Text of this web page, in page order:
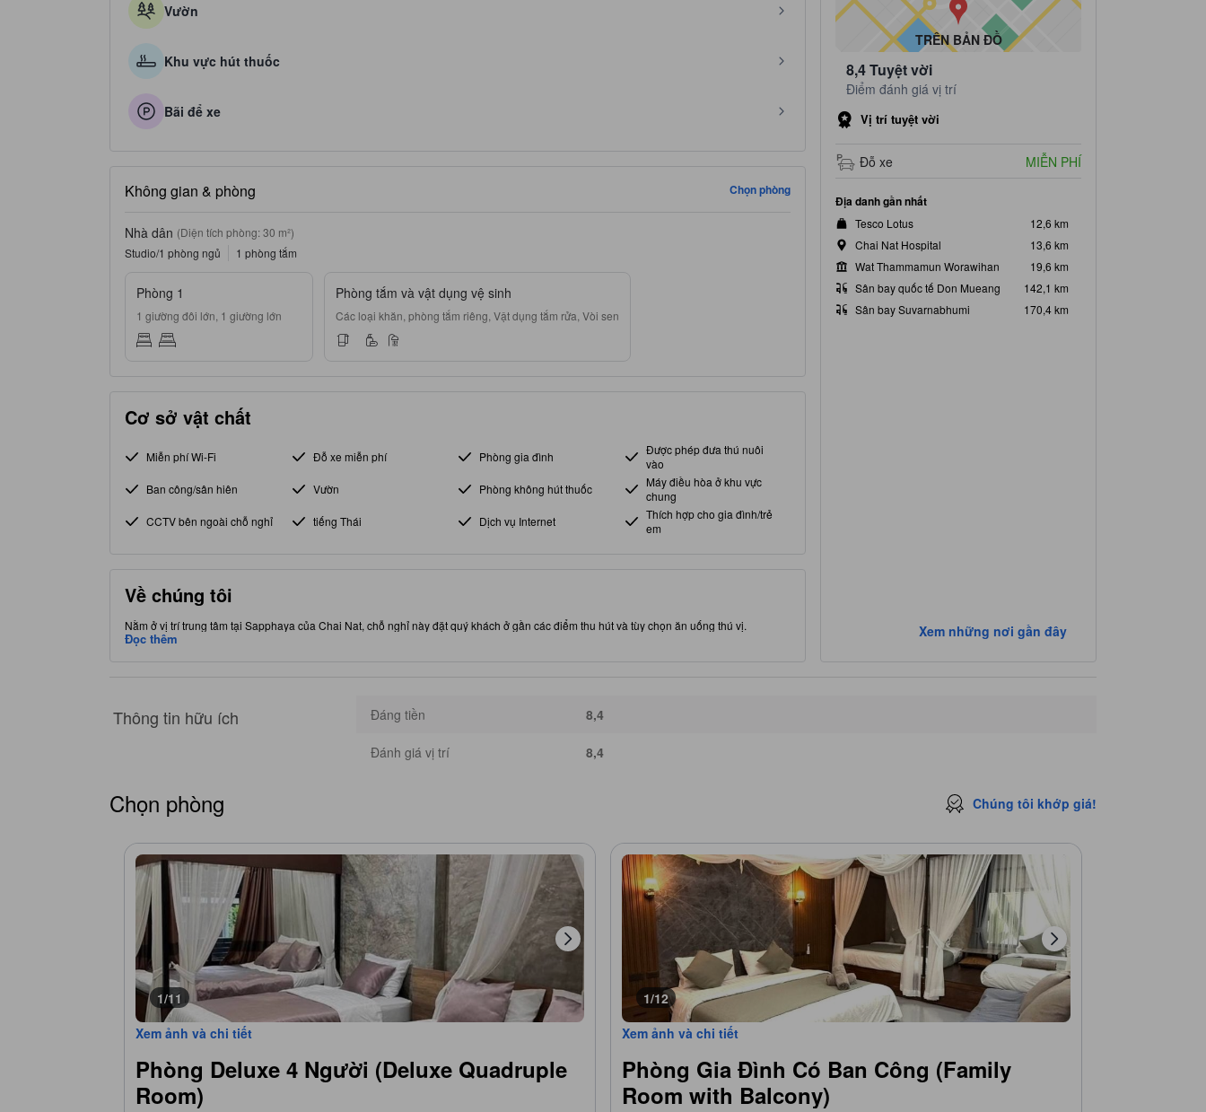
Vườn
Khu vực hút thuốc
Bãi để xe
Không gian & phòng Chọn phòng
Nhà dân (Diện tích phòng: 30 m²)
Studio/1 phòng ngủ
1 phòng tắm
Phòng 1
1 giường đôi lớn, 1 giường lớn
Phòng tắm và vật dụng vệ sinh
Các loại khăn, phòng tắm riêng, Vật dụng tắm rửa, Vòi sen
Cơ sở vật chất
Miễn phí Wi-Fi Đỗ xe miễn phí Phòng gia đình
Được phép đưa thú nuôi
vào
Ban công/sân hiên
Vườn Phòng không hút thuốc
Máy điều hòa ở khu vực
chung
CCTV bên ngoài chỗ nghỉ
tiếng Thái Dịch vụ Internet
Thích hợp cho gia đình/trẻ
em
Về chúng tôi
Nằm ở vị trí trung tâm tại Sapphaya của Chai Nat, chỗ nghỉ này đặt quý khách ở gần các điểm thu hút và tùy chọn ăn uống thú vị.
Đọc thêm
TRÊN BẢN ĐỒ
8,4Tuyệt vời
Điểm đánh giá vị trí
Vị trí tuyệt vời
Đỗ xe MIỄN PHÍ
Địa danh gần nhất
Tesco Lotus
12,6 km
Chai Nat Hospital
13,6 km
Wat Thammamun Worawihan
19,6 km
Sân bay quốc tế Don Mueang
142,1 km
Sân bay Suvarnabhumi
170,4 km
Xem những nơi gần đây
Thông tin hữu ích Đáng tiền 8,4
Đánh giá vị trí 8,4
Chọn phòng Chúng tôi khớp giá!
1/11
Xem ảnh và chi tiết
Phòng Deluxe 4 Người (Deluxe Quadruple
Room)
1/12
Xem ảnh và chi tiết
Phòng Gia Đình Có Ban Công (Family
Room with Balcony)